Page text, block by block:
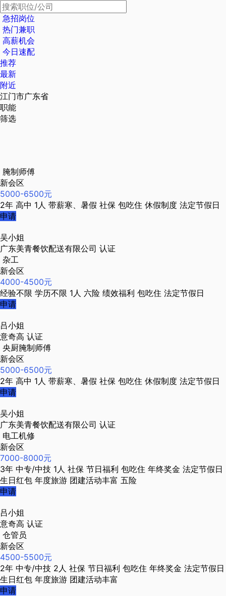
急招岗位
热门兼职
高薪机会
今日速配
推荐
最新
附近
江门市广东省
职能
筛选
腌制师傅
新会区
5000-6500元
2年 高中 1人 带薪寒、暑假 社保 包吃住 休假制度 法定节假日
申请
吴小姐
广东美青餐饮配送有限公司 认证
杂工
新会区
4000-4500元
经验不限 学历不限 1人 六险 绩效福利 包吃住 法定节假日
申请
吕小姐
意奇高 认证
央厨腌制师傅
新会区
5000-6500元
2年 高中 1人 带薪寒、暑假 社保 包吃住 休假制度 法定节假日
申请
吴小姐
广东美青餐饮配送有限公司 认证
电工机修
新会区
7000-8000元
3年 中专/中技 1人 社保 节日福利 包吃住 年终奖金 法定节假日
生日红包 年度旅游 团建活动丰富 五险
申请
吕小姐
意奇高 认证
仓管员
新会区
4500-5500元
2年 中专/中技 2人 社保 节日福利 包吃住 年终奖金 法定节假日
生日红包 年度旅游 团建活动丰富
申请